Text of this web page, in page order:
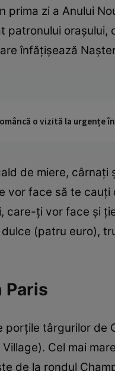
prima zi a Anului
oraşului,
înfăţişează
o vizită la urgențe
de miere,
vor face să te
care-ţi vor face şi
(patru euro),
Paris
porţile târgurilor
Cel mai
de la rondul